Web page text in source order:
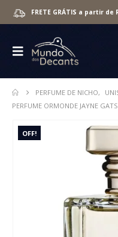
FRETE GRÁTIS a partir de
PERFUME DE NICHO,
PERFUME ORMONDE JAYNE
OFF!